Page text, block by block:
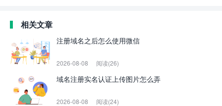
相关文章
注册域名之后怎么使用微信
2026-08-08 阅读(26)
域名注册实名认证上传图片怎么弄
2026-08-08 阅读(24)